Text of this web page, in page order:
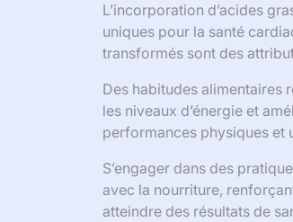
L’incorporation d’acides
uniques pour la santé
transformés sont des
Des habitudes alimentaires
les niveaux d’énergie et
performances physiques et
S’engager dans des
avec la nourriture,
atteindre des résultats de